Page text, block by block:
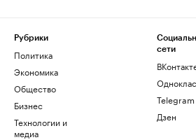
Рубрики
Политика
Экономика
Общество
Бизнес
Технологии и
медиа
сети
Telegram
Дзен